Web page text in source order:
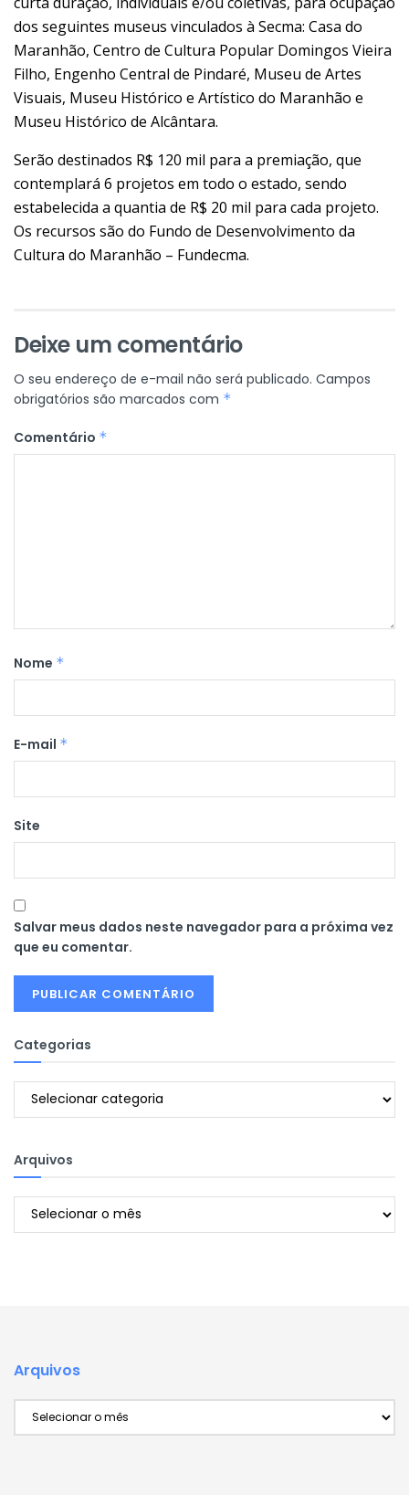
dos seguintes museus vinculados à Secma: Casa do
Maranhão, Centro de Cultura Popular Domingos Vieira
Filho, Engenho Central de Pindaré, Museu de Artes
Visuais, Museu Histórico e Artístico do Maranhão e
Museu Histórico de Alcântara.
Serão destinados R$ 120 mil para a premiação, que
contemplará 6 projetos em todo o estado, sendo
estabelecida a quantia de R$ 20 mil para cada projeto.
Os recursos são do Fundo de Desenvolvimento da
Cultura do Maranhão – Fundecma.
Deixe um comentário
O seu endereço de e-mail não será publicado. Campos
obrigatórios são marcados com *
Comentário *
Nome *
E-mail *
Site
Salvar meus dados neste navegador para a próxima vez
que eu comentar.
Categorias
Categorias
Arquivos
Arquivos
Arquivos